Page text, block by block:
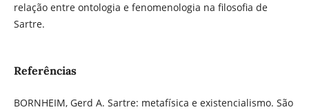
relação entre ontologia e fenomenologia na filosofia de
Sartre.
Referências
BORNHEIM, Gerd A. Sartre: metafísica e existencialismo. São